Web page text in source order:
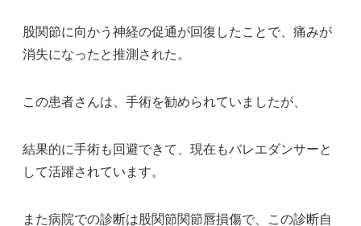
股関節に向かう神経の促通が回復したことで、痛みが
消失になったと推測された。
この患者さんは、手術を勧められていましたが、
結果的に手術も回避できて、現在もバレエダンサーと
して活躍されています。
また病院での診断は股関節関節唇損傷で、この診断自